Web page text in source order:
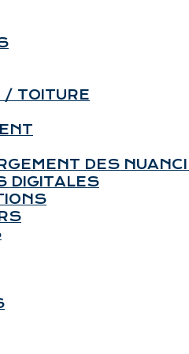
/ TOITURE
DES
DIGITALES